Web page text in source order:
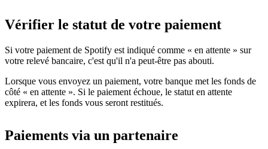
Vérifier le statut de votre paiement
Si votre paiement de Spotify est indiqué comme « en attente » sur
votre relevé bancaire, c'est qu'il n'a peut-être pas abouti.
Lorsque vous envoyez un paiement, votre banque met les fonds de
côté « en attente ». Si le paiement échoue, le statut en attente
expirera, et les fonds vous seront restitués.
Paiements via un partenaire